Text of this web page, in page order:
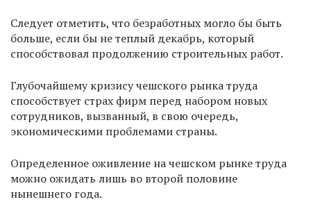
Следует отметить, что безработных могло бы быть
больше, если бы не теплый декабрь, который
способствовал продолжению строительных работ.
Глубочайшему кризису чешского рынка труда
способствует страх фирм перед набором новых
сотрудников, вызванный, в свою очередь,
экономическими проблемами страны.
Определенное оживление на чешском рынке труда
можно ожидать лишь во второй половине
нынешнего года.